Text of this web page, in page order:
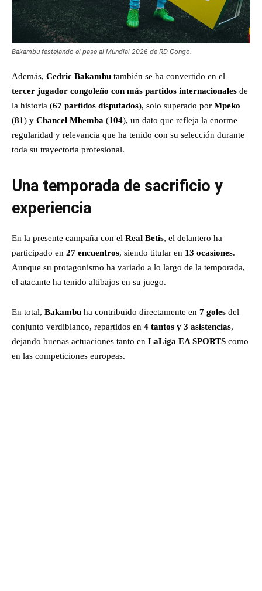
Bakambu festejando el pase al Mundial 2026 de RD Congo.
Además, Cedric Bakambu también se ha convertido en el
tercer jugador congoleño con más partidos internacionales de
la historia (67 partidos disputados), solo superado por Mpeko
(81) y Chancel Mbemba (104), un dato que refleja la enorme
regularidad y relevancia que ha tenido con su selección durante
toda su trayectoria profesional.
Una temporada de sacrificio y
experiencia
En la presente campaña con el Real Betis, el delantero ha
participado en 27 encuentros, siendo titular en 13 ocasiones.
Aunque su protagonismo ha variado a lo largo de la temporada,
el atacante ha tenido altibajos en su juego.
En total, Bakambu ha contribuido directamente en 7 goles del
conjunto verdiblanco, repartidos en 4 tantos y 3 asistencias,
dejando buenas actuaciones tanto en LaLiga EA SPORTS como
en las competiciones europeas.